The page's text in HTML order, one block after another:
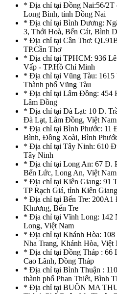
* Địa chỉ tại Đồng Nai:56/2T
Long Bình, tỉnh Đồng Nai
* Địa chỉ tại Bình Dương:
3, Thới Hoà, Bến Cát, Bình
* Địa chỉ tại Cần Thơ:
TP.Cần Thơ
* Địa chỉ tại TPHCM: 936
Vấp - TP.Hồ Chí Minh
* Địa chỉ tại Vũng Tàu: 1615
Thành phố Vũng Tàu
* Địa chỉ tại Lâm Đồng: 454
Lâm Đồng
* Địa chỉ tại Đà Lạt: 10 Đ.
Đà Lạt, Lâm Đồng, Việt Nam
* Địa chỉ tại Bình Phước: 11
Bình, Đồng Xoài, Bình
* Địa chỉ tại Tây Ninh: 610
Tây Ninh
* Địa chỉ tại Long An: 67 Đ.
Bến Lức, Long An, Việt Nam
* Địa chỉ tại Kiên Giang: 91
TP Rạch Giá, tỉnh Kiên Giang
* Địa chỉ tại Bến Tre:
Khương, Bến Tre
* Địa chỉ tại Vĩnh Long: 142
Long, Việt Nam
* Địa chỉ tại Khánh Hòa:
Nha Trang, Khánh Hòa, Việt
* Địa chỉ tại Đồng Tháp : 66
Cao Lãnh, Đồng Tháp
* Địa chỉ tại Bình Thuận :
thành phố Phan Thiết, Bình
* Địa chỉ tại BUÔN MA